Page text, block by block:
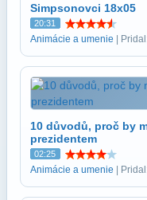
Simpsonovci 18x05
20:31
Animácie a umenie |
10 důvodů, proč by
prezidentem
02:25
Animácie a umenie |